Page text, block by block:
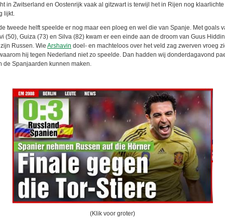
in Zwitserland en Oostenrijk vaak al gitzwart is terwijl het in Rijen nog klaarlichte
lijkt.
tweede helft speelde er nog maar een ploeg en wel die van Spanje. Met goals
(50), Guiza (73) en Silva (82) kwam er een einde aan de droom van Guus
Russen. Wie Arshavin doel- en machteloos over het veld zag zwerven vroeg
hij tegen Nederland niet zo speelde. Dan hadden wij donderdagavond
de Spanjaarden kunnen maken.
(Klik voor groter)